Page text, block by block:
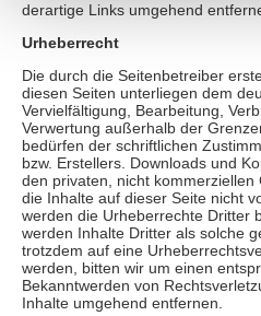
derartige Links umgehend
Urheberrecht
Die durch die Seitenbetreiber
diesen Seiten unterliegen dem
Vervielfältigung, Bearbeitung,
Verwertung außerhalb der
bedürfen der schriftlichen
bzw. Erstellers. Downloads und
den privaten, nicht
die Inhalte auf dieser Seite nicht
werden die Urheberrechte Dritter
werden Inhalte Dritter als solche
trotzdem auf eine
werden, bitten wir um einen
Bekanntwerden von
Inhalte umgehend entfernen.